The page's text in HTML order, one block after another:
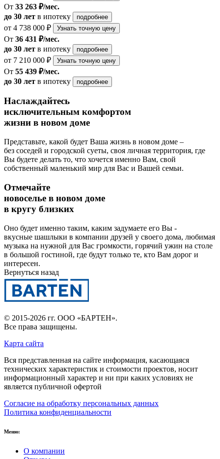
От 33 263 ₽/мес.
до 30 лет в ипотеку подробнее
от 4 738 000 ₽ Узнать точную цену
От 36 431 ₽/мес.
до 30 лет в ипотеку подробнее
от 7 210 000 ₽ Узнать точную цену
От 55 439 ₽/мес.
до 30 лет в ипотеку подробнее
Наслаждайтесь
исключительным комфортом
жизни в новом доме
Представьте, какой будет Ваша жизнь в новом доме –
без соседей и городской суеты, своя личная территория, где
Вы будете делать то, что хочется именно Вам, свой
собственный маленький мир для Вас и Вашей семьи.
Отмечайте
новоселье в новом доме
в кругу близких
Оно будет именно таким, каким задумаете его Вы -
вкусные шашлыки в компании друзей у своего дома, любимая
музыка на нужной для Вас громкости, горячий ужин на столе
в большой гостиной, где будут только те, кто Вам дорог и
интересен.
Вернуться назад
© 2015-2026 гг. ООО «БАРТЕН».
Все права защищены.
Карта сайта
Вся представленная на сайте информация, касающаяся
технических характеристик и стоимости проектов, носит
информационный характер и ни при каких условиях не
является публичной офертой
Согласие на обработку персональных данных
Политика конфиденциальности
Меню:
О компании